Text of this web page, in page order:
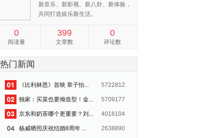
新音乐、新影视、新八卦、新体验，
共同打造娱乐新生活。
0
阅读量
399
文章数
0
评论数
热门新闻
《比利林恩》首映 章子怡... 5722812
独家：买菜也要拗造型！金... 5709177
京东和奶茶哪个更重要？刘... 4018104
杨威晒照庆祝结婚8周年 ... 2638890